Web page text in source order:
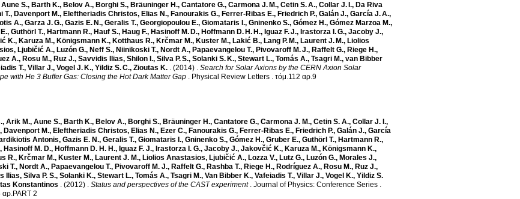
Aune S., Barth K., Belov A., Borghi S., Bräuninger H., Cantatore G., Carmona J. M., Cetin S. A., Collar J. I., Da Riva
T., Davenport M., Eleftheriadis Christos, Elias N., Fanourakis G., Ferrer-Ribas E., Friedrich P., Galán J., García J. A.,
A., Garza J. G., Gazis E. N., Geralis T., Georgiopoulou E., Giomataris I., Gninenko S., Gómez H., Gómez Marzoa M.,
, Guthörl T., Hartmann R., Hauf S., Haug F., Hasinoff M. D., Hoffmann D. H. H., Iguaz F. J., Irastorza I. G., Jacoby J.,
K., Karuza M., Königsmann K., Kotthaus R., Krčmar M., Kuster M., Lakić B., Lang P. M., Laurent J. M., Liolios
, Ljubičić A., Luzón G., Neff S., Niinikoski T., Nordt A., Papaevangelou T., Pivovaroff M. J., Raffelt G., Riege H.,
A., Rosu M., Ruz J., Savvidis Ilias, Shilon I., Silva P. S., Solanki S. K., Stewart L., Tomás A., Tsagri M., van Bibber
T., Villar J., Vogel J. K., Yildiz S. C., Zioutas K. . (2014) . Search for Solar Axions by the CERN Axion Solar
with He 3 Buffer Gas: Closing the Hot Dark Matter Gap . Physical Review Letters . τόμ.112 αρ.9
, Arik M., Aune S., Barth K., Belov A., Borghi S., Bräuninger H., Cantatore G., Carmona J. M., Cetin S. A., Collar J. I.,
, Davenport M., Eleftheriadis Christos, Elias N., Ezer C., Fanourakis G., Ferrer-Ribas E., Friedrich P., Galán J., García
Antonis, Gazis E. N., Geralis T., Giomataris I., Gninenko S., Gómez H., Gruber E., Guthörl T., Hartmann R.,
, Hasinoff M. D., Hoffmann D. H. H., Iguaz F. J., Irastorza I. G., Jacoby J., Jakovčić K., Karuza M., Königsmann K.,
R., Krčmar M., Kuster M., Laurent J. M., Liolios Anastasios, Ljubičić A., Lozza V., Lutz G., Luzón G., Morales J.,
T., Nordt A., Papaevangelou T., Pivovaroff M. J., Raffelt G., Rashba T., Riege H., Rodríguez A., Rosu M., Ruz J.,
Ilias, Silva P. S., Solanki K., Stewart L., Tomás A., Tsagri M., Van Bibber K., Vafeiadis T., Villar J., Vogel K., Yildiz S.
Konstantinos . (2012) . Status and perspectives of the CAST experiment . Journal of Physics: Conference Series .
αρ.PART 2